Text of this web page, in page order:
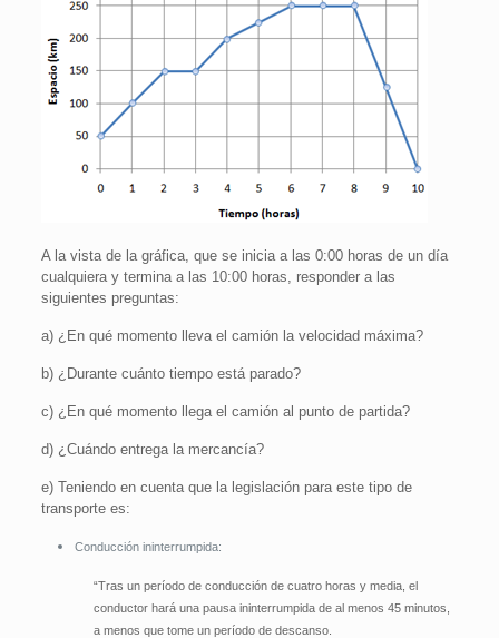
A la vista de la gráfica, que se inicia a las 0:00 horas de un día
cualquiera y termina a las 10:00 horas, responder a las
siguientes preguntas:
a) ¿En qué momento lleva el camión la velocidad máxima?
b) ¿Durante cuánto tiempo está parado?
c) ¿En qué momento llega el camión al punto de partida?
d) ¿Cuándo entrega la mercancía?
e) Teniendo en cuenta que la legislación para este tipo de
transporte es:
Conducción ininterrumpida:
“Tras un período de conducción de cuatro horas y media, el
conductor hará una pausa ininterrumpida de al menos 45 minutos,
a menos que tome un período de descanso.